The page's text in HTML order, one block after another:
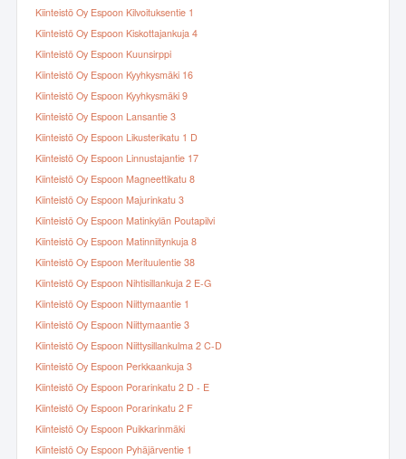
Kiinteistö Oy Espoon Kilvoituksentie 1
Kiinteistö Oy Espoon Kiskottajankuja 4
Kiinteistö Oy Espoon Kuunsirppi
Kiinteistö Oy Espoon Kyyhkysmäki 16
Kiinteistö Oy Espoon Kyyhkysmäki 9
Kiinteistö Oy Espoon Lansantie 3
Kiinteistö Oy Espoon Likusterikatu 1 D
Kiinteistö Oy Espoon Linnustajantie 17
Kiinteistö Oy Espoon Magneettikatu 8
Kiinteistö Oy Espoon Majurinkatu 3
Kiinteistö Oy Espoon Matinkylän Poutapilvi
Kiinteistö Oy Espoon Matinniitynkuja 8
Kiinteistö Oy Espoon Merituulentie 38
Kiinteistö Oy Espoon Nihtisillankuja 2 E-G
Kiinteistö Oy Espoon Niittymaantie 1
Kiinteistö Oy Espoon Niittymaantie 3
Kiinteistö Oy Espoon Niittysillankulma 2 C-D
Kiinteistö Oy Espoon Perkkaankuja 3
Kiinteistö Oy Espoon Porarinkatu 2 D - E
Kiinteistö Oy Espoon Porarinkatu 2 F
Kiinteistö Oy Espoon Puikkarinmäki
Kiinteistö Oy Espoon Pyhäjärventie 1